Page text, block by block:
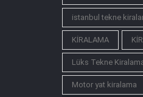
istanbul tekne
KİRALAMA
Lüks Tekne
Motor yat kiralama